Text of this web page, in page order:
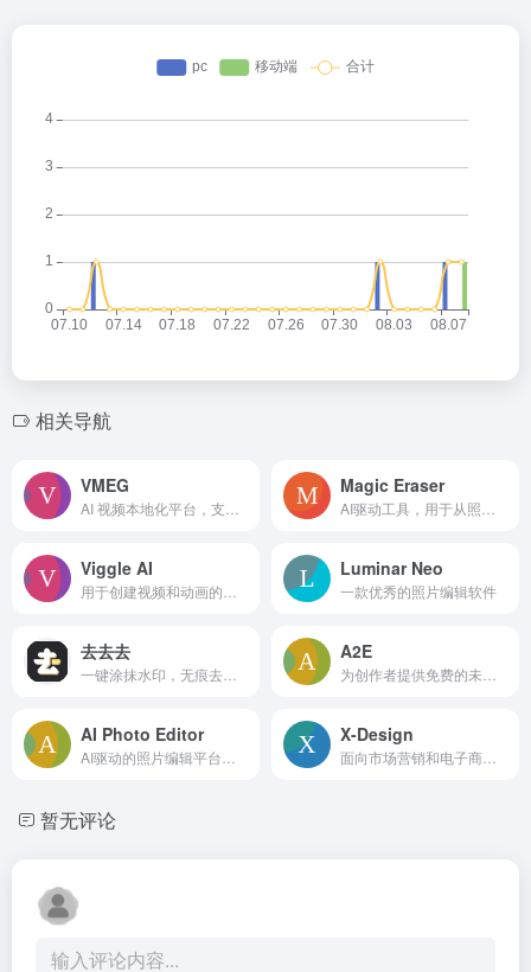
相关导航
VMEG Magic Eraser
Viggle AI Luminar Neo
一款优秀的照片编辑软件
去去去 A2E
AI Photo Editor X-Design
暂无评论